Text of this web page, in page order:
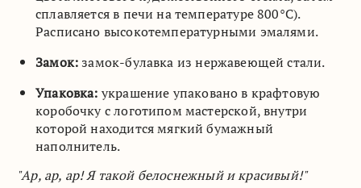
сплавляется в печи на температуре 800°C).
Расписано высокотемпературными эмалями.
Замок:замок-булавка из нержавеющей стали.
Упаковка: украшение упаковано в крафтовую
коробочку с логотипом мастерской, внутри
которой находится мягкий бумажный
наполнитель.
"Ар, ар, ар! Я такой белоснежный и красивый!"